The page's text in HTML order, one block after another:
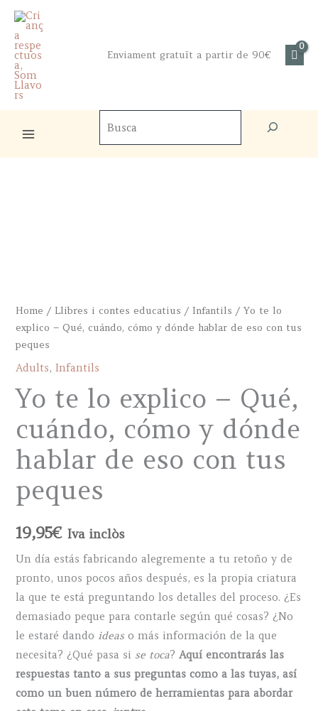
Skip
content
Enviament gratuït a partir de 90€
Home / Llibres i contes educatius / Infantils / Yo te lo
explico – Qué, cuándo, cómo y dónde hablar de eso con tus
peques
Adults,Infantils
Yo te lo explico – Qué,
cuándo, cómo y dónde
hablar de eso con tus
peques
19,95€ Iva inclòs
Un día estás fabricando alegremente a tu retoño y de
pronto, unos pocos años después, es la propia criatura
la que te está preguntando los detalles del proceso. ¿Es
demasiado peque para contarle según qué cosas? ¿No
le estaré dando ideaso más información de la que
necesita? ¿Qué pasa si se toca?Aquí encontrarás las
respuestas tanto a sus preguntas como a las tuyas, así
como un buen número de herramientas para abordar